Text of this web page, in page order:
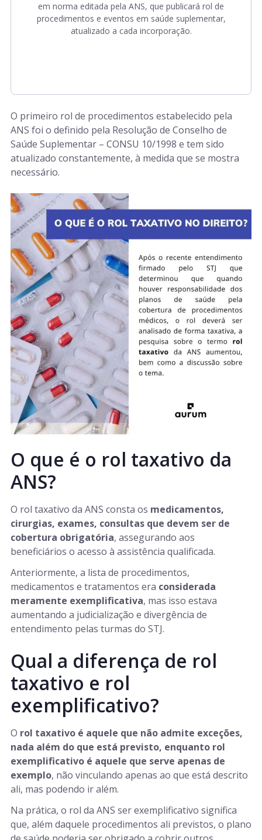
em norma editada pela ANS, que publicará rol de
procedimentos e eventos em saúde suplementar,
atualizado a cada incorporação.
O primeiro rol de procedimentos estabelecido pela
ANS foi o definido pela Resolução de Conselho de
Saúde Suplementar – CONSU 10/1998 e tem sido
atualizado constantemente, à medida que se mostra
necessário.
O que é o rol taxativo da
ANS?
O rol taxativo da ANS consta os medicamentos,
cirurgias, exames, consultas que devem ser de
cobertura obrigatória, assegurando aos
beneficiários o acesso à assistência qualificada.
Anteriormente, a lista de procedimentos,
medicamentos e tratamentos era considerada
meramente exemplificativa, mas isso estava
aumentando a judicialização e divergência de
entendimento pelas turmas do STJ.
Qual a diferença de rol
taxativo e rol
exemplificativo?
O rol taxativo é aquele que não admite exceções,
nada além do que está previsto, enquanto rol
exemplificativo é aquele que serve apenas de
exemplo, não vinculando apenas ao que está descrito
ali, mas podendo ir além.
Na prática, o rol da ANS ser exemplificativo significa
que, além daquele procedimentos ali previstos, o plano